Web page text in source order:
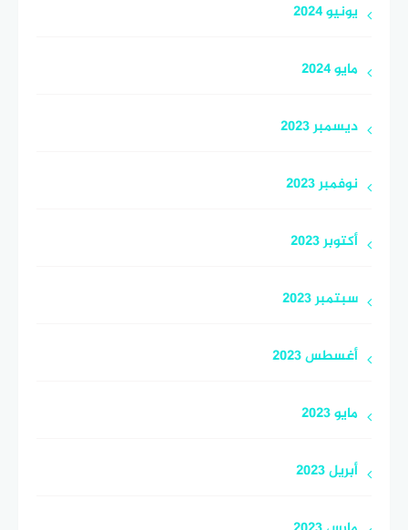
يونيو 2024
مايو 2024
ديسمبر 2023
نوفمبر 2023
أكتوبر 2023
سبتمبر 2023
أغسطس 2023
مايو 2023
أبريل 2023